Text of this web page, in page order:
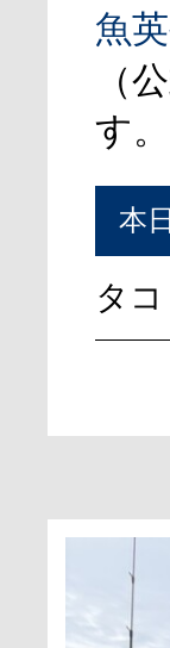
魚
（
す。
本
タコ